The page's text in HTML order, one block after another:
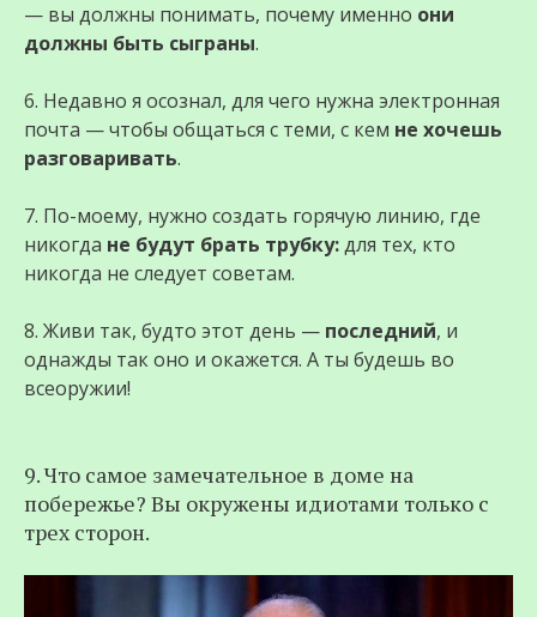
— вы должны понимать, почему именно они
должны быть сыграны.
6. Недавно я осознал, для чего нужна электронная
почта — чтобы общаться с теми, с кем не хочешь
разговаривать.
7. По-моему, нужно создать горячую линию, где
никогда не будут брать трубку:для тех, кто
никогда не следует советам.
8. Живи так, будто этот день — последний, и
однажды так оно и окажется. А ты будешь во
всеоружии!
9. Что самое замечательное в доме на
побережье? Вы окружены идиотами только с
трех сторон.